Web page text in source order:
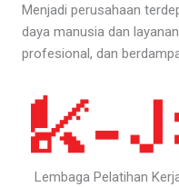
Menjadi perusahaan
daya manusia dan
profesional, dan
Lembaga Pelatihan